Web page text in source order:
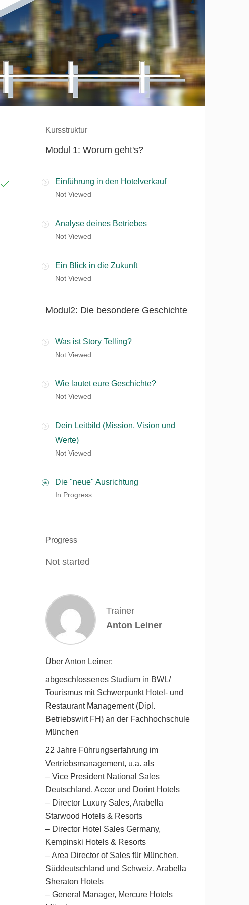
Kursstruktur
Modul 1: Worum geht's?
Einführung in den Hotelverkauf
Not Viewed
Analyse deines Betriebes
Not Viewed
Ein Blick in die Zukunft
Not Viewed
Modul2: Die besondere Geschichte
Was ist Story Telling?
Not Viewed
Wie lautet eure Geschichte?
Not Viewed
Dein Leitbild (Mission, Vision und
Werte)
Not Viewed
Die "neue" Ausrichtung
In Progress
Progress
Not started
Trainer
Anton Leiner
Über Anton Leiner:
abgeschlossenes Studium in BWL/
Tourismus mit Schwerpunkt Hotel- und
Restaurant Management (Dipl.
Betriebswirt FH) an der Fachhochschule
München
22 Jahre Führungserfahrung im
Vertriebsmanagement, u.a. als
– Vice President National Sales
Deutschland, Accor und Dorint Hotels
– Director Luxury Sales, Arabella
Starwood Hotels & Resorts
– Director Hotel Sales Germany,
Kempinski Hotels & Resorts
– Area Director of Sales für München,
Süddeutschland und Schweiz, Arabella
Sheraton Hotels
– General Manager, Mercure Hotels